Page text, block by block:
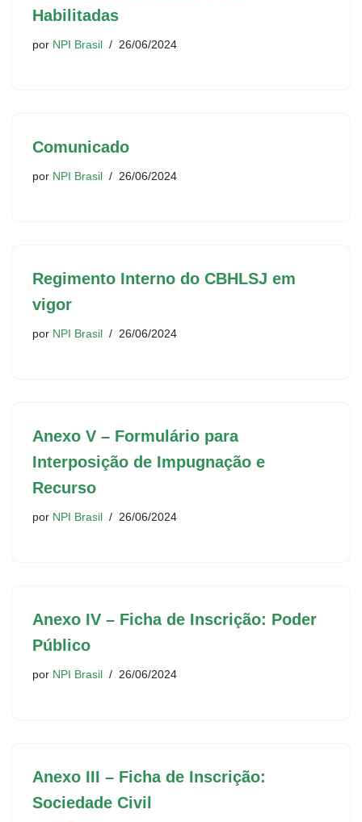
Habilitadas
por NPI Brasil 26/06/2024
Comunicado
por NPI Brasil 26/06/2024
Regimento Interno do CBHLSJ em
vigor
por NPI Brasil 26/06/2024
Anexo V – Formulário para
Interposição de Impugnação e
Recurso
por NPI Brasil 26/06/2024
Anexo IV – Ficha de Inscrição: Poder
Público
por NPI Brasil 26/06/2024
Anexo III – Ficha de Inscrição:
Sociedade Civil